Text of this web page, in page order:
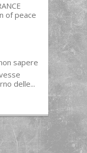
of peace
sapere
delle...